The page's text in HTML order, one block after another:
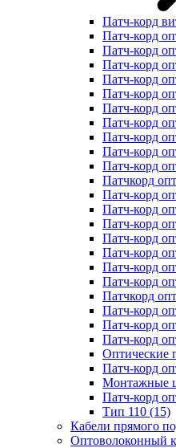
Патч-корд
Патч-корд
Патч-корд
Патч-корд
Патч-корд
Патч-корд
Патч-корд
Патч-корд
Патч-корд
Патч-корд
Патч-корд
Патчкорд
Патч-корд
Патч-корд
Патч-корд
Патч-корд
Патч-корд
Патч-корд
Патч-корд
Патчкорд
Патч-корд
Патч-корд
Патч-корд
Оптические
Патч-корд
Монтажные
Патч-корд
Тип 110 (15)
Кабели прямого
Оптоволоконный